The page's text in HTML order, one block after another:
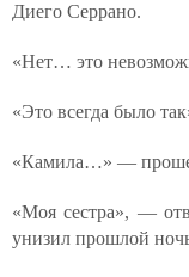
Диего Серрано.
«Нет… это
«Это всегда было
«Камила…» —
«Моя сестра», —
унизил прошлой